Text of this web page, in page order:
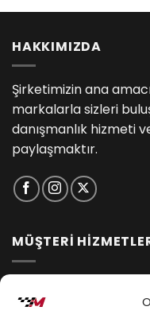
HAKKIMIZDA
Şirketimizin ana
markalarla sizleri
danışmanlık hizmeti
paylaşmaktır.
MÜŞTERİ